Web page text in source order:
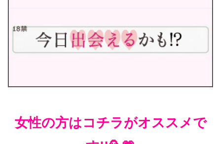
女性の方はコチラがオススメで